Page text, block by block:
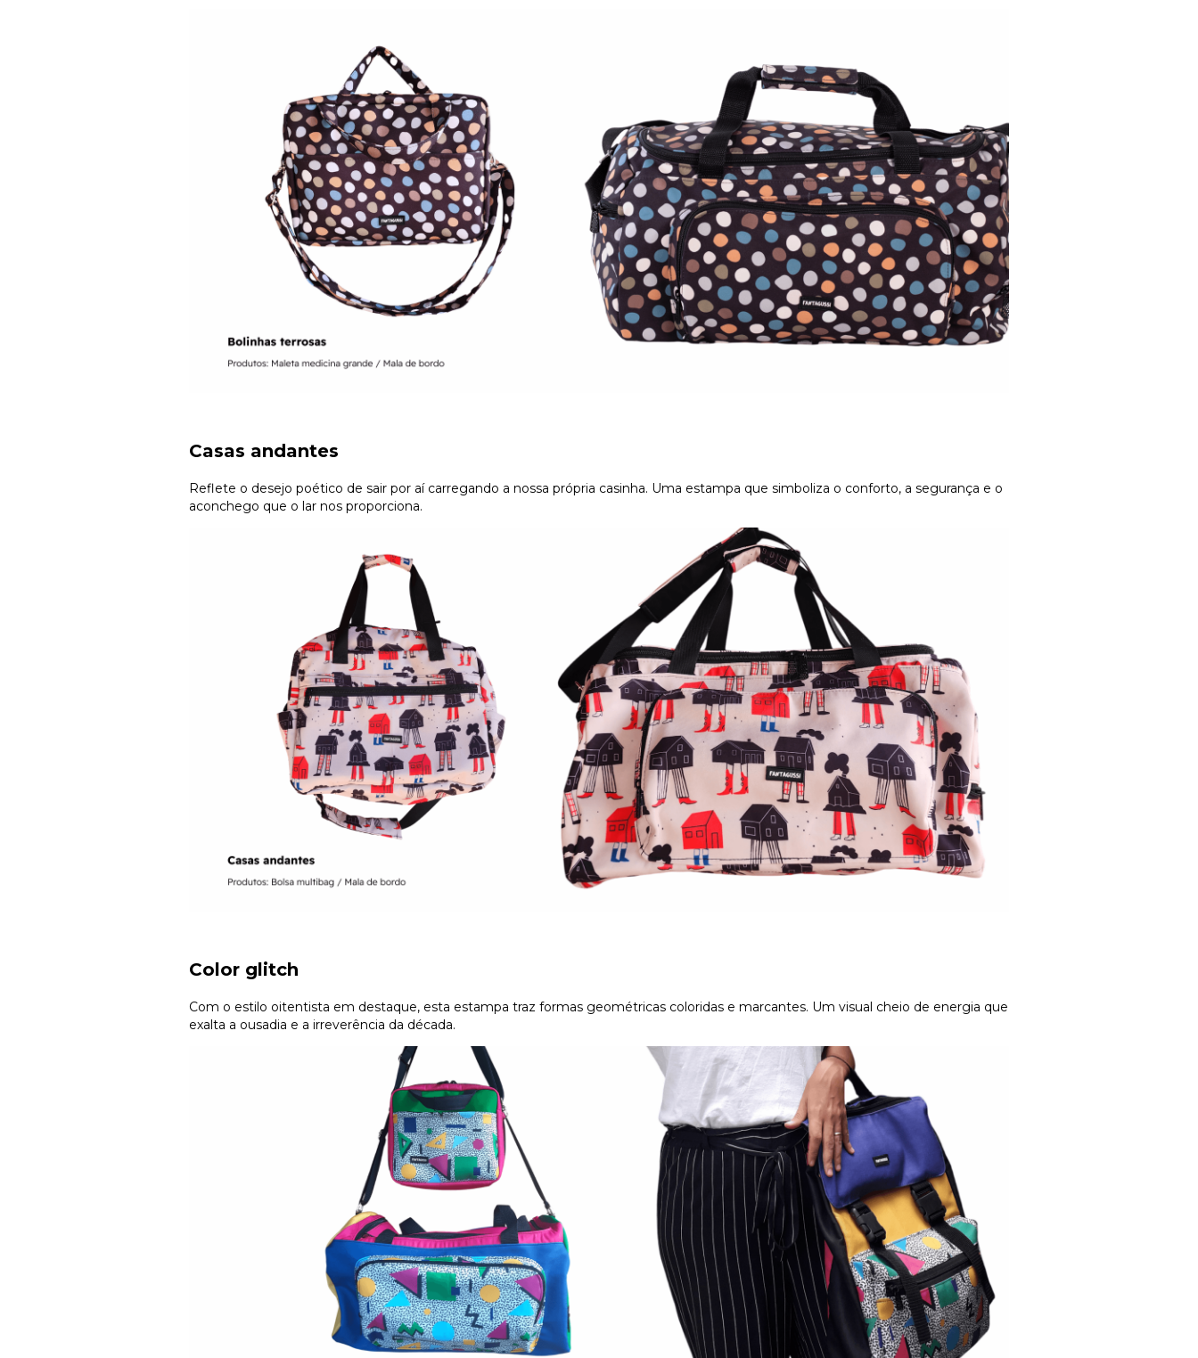
Casas andantes
Reflete o desejo poético de sair por aí carregando a nossa própria casinha. Uma estampa que simboliza o conforto, a segurança e o
aconchego que o lar nos proporciona.
Color glitch
Com o estilo oitentista em destaque, esta estampa traz formas geométricas coloridas e marcantes. Um visual cheio de energia que
exalta a ousadia e a irreverência da década.